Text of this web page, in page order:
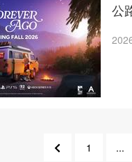
公
9 1 ...
7